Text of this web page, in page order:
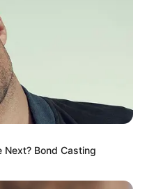
Next? Bond Casting